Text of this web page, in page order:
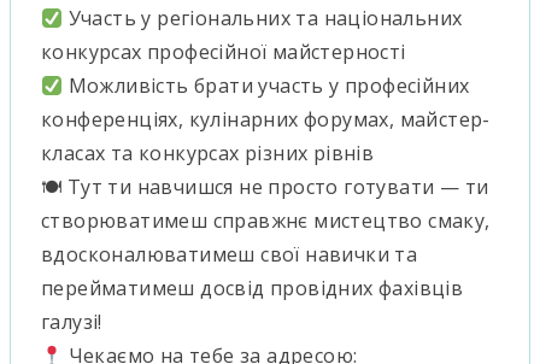
Участь у регіональних та національних
конкурсах професійної майстерності
Можливість брати участь у професійних
конференціях, кулінарних форумах, майстер-
класах та конкурсах різних рівнів
🍽 Тут ти навчишся не просто готувати — ти
створюватимеш справжнє мистецтво смаку,
вдосконалюватимеш свої навички та
перейматимеш досвід провідних фахівців
галузі!
Чекаємо на тебе за адресою: